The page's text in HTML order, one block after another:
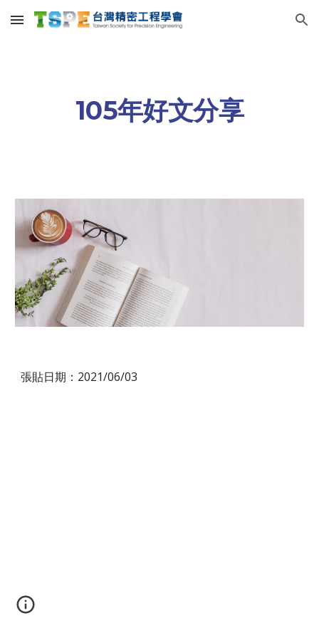
Skip to main content Skip to navigation
105年好文分享
張貼日期：2021/06/03